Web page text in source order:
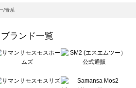
スモス ブルー）のアウター一覧
ター一覧
覧
シック）のアウター一覧
のアウター一覧
/青系
ブランド一覧